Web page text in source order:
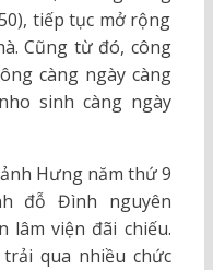
tiếp tục mở rộng
Cũng từ đó, công
càng ngày càng
sinh càng ngày
Hưng năm thứ 9
đỗ Đình nguyên
lâm viện đãi chiếu.
qua nhiều chức